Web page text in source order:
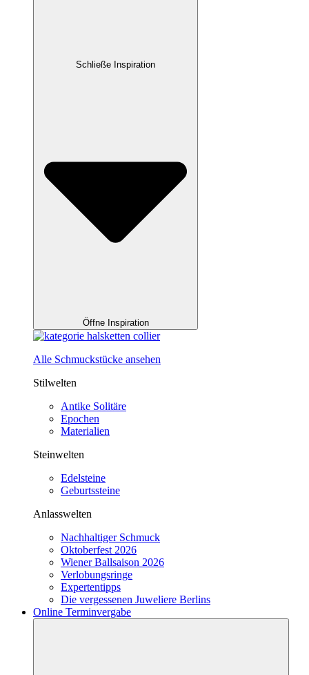
Schließe Inspiration
Öffne Inspiration
Alle Schmuckstücke ansehen
Stilwelten
Antike Solitäre
Epochen
Materialien
Steinwelten
Edelsteine
Geburtssteine
Anlasswelten
Nachhaltiger Schmuck
Oktoberfest 2026
Wiener Ballsaison 2026
Verlobungsringe
Expertentipps
Die vergessenen Juweliere Berlins
Online Terminvergabe